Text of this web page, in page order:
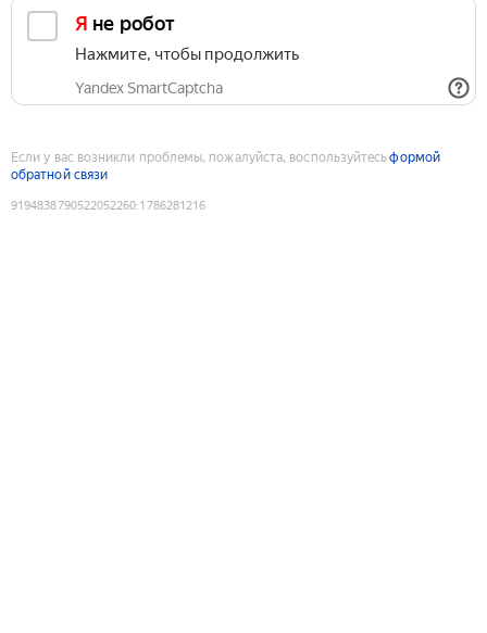
Я не робот
Нажмите, чтобы продолжить
Yandex SmartCaptcha
Если у вас возникли проблемы, пожалуйста, воспользуйтесьформой
обратной связи
9194838790522052260:1786281216